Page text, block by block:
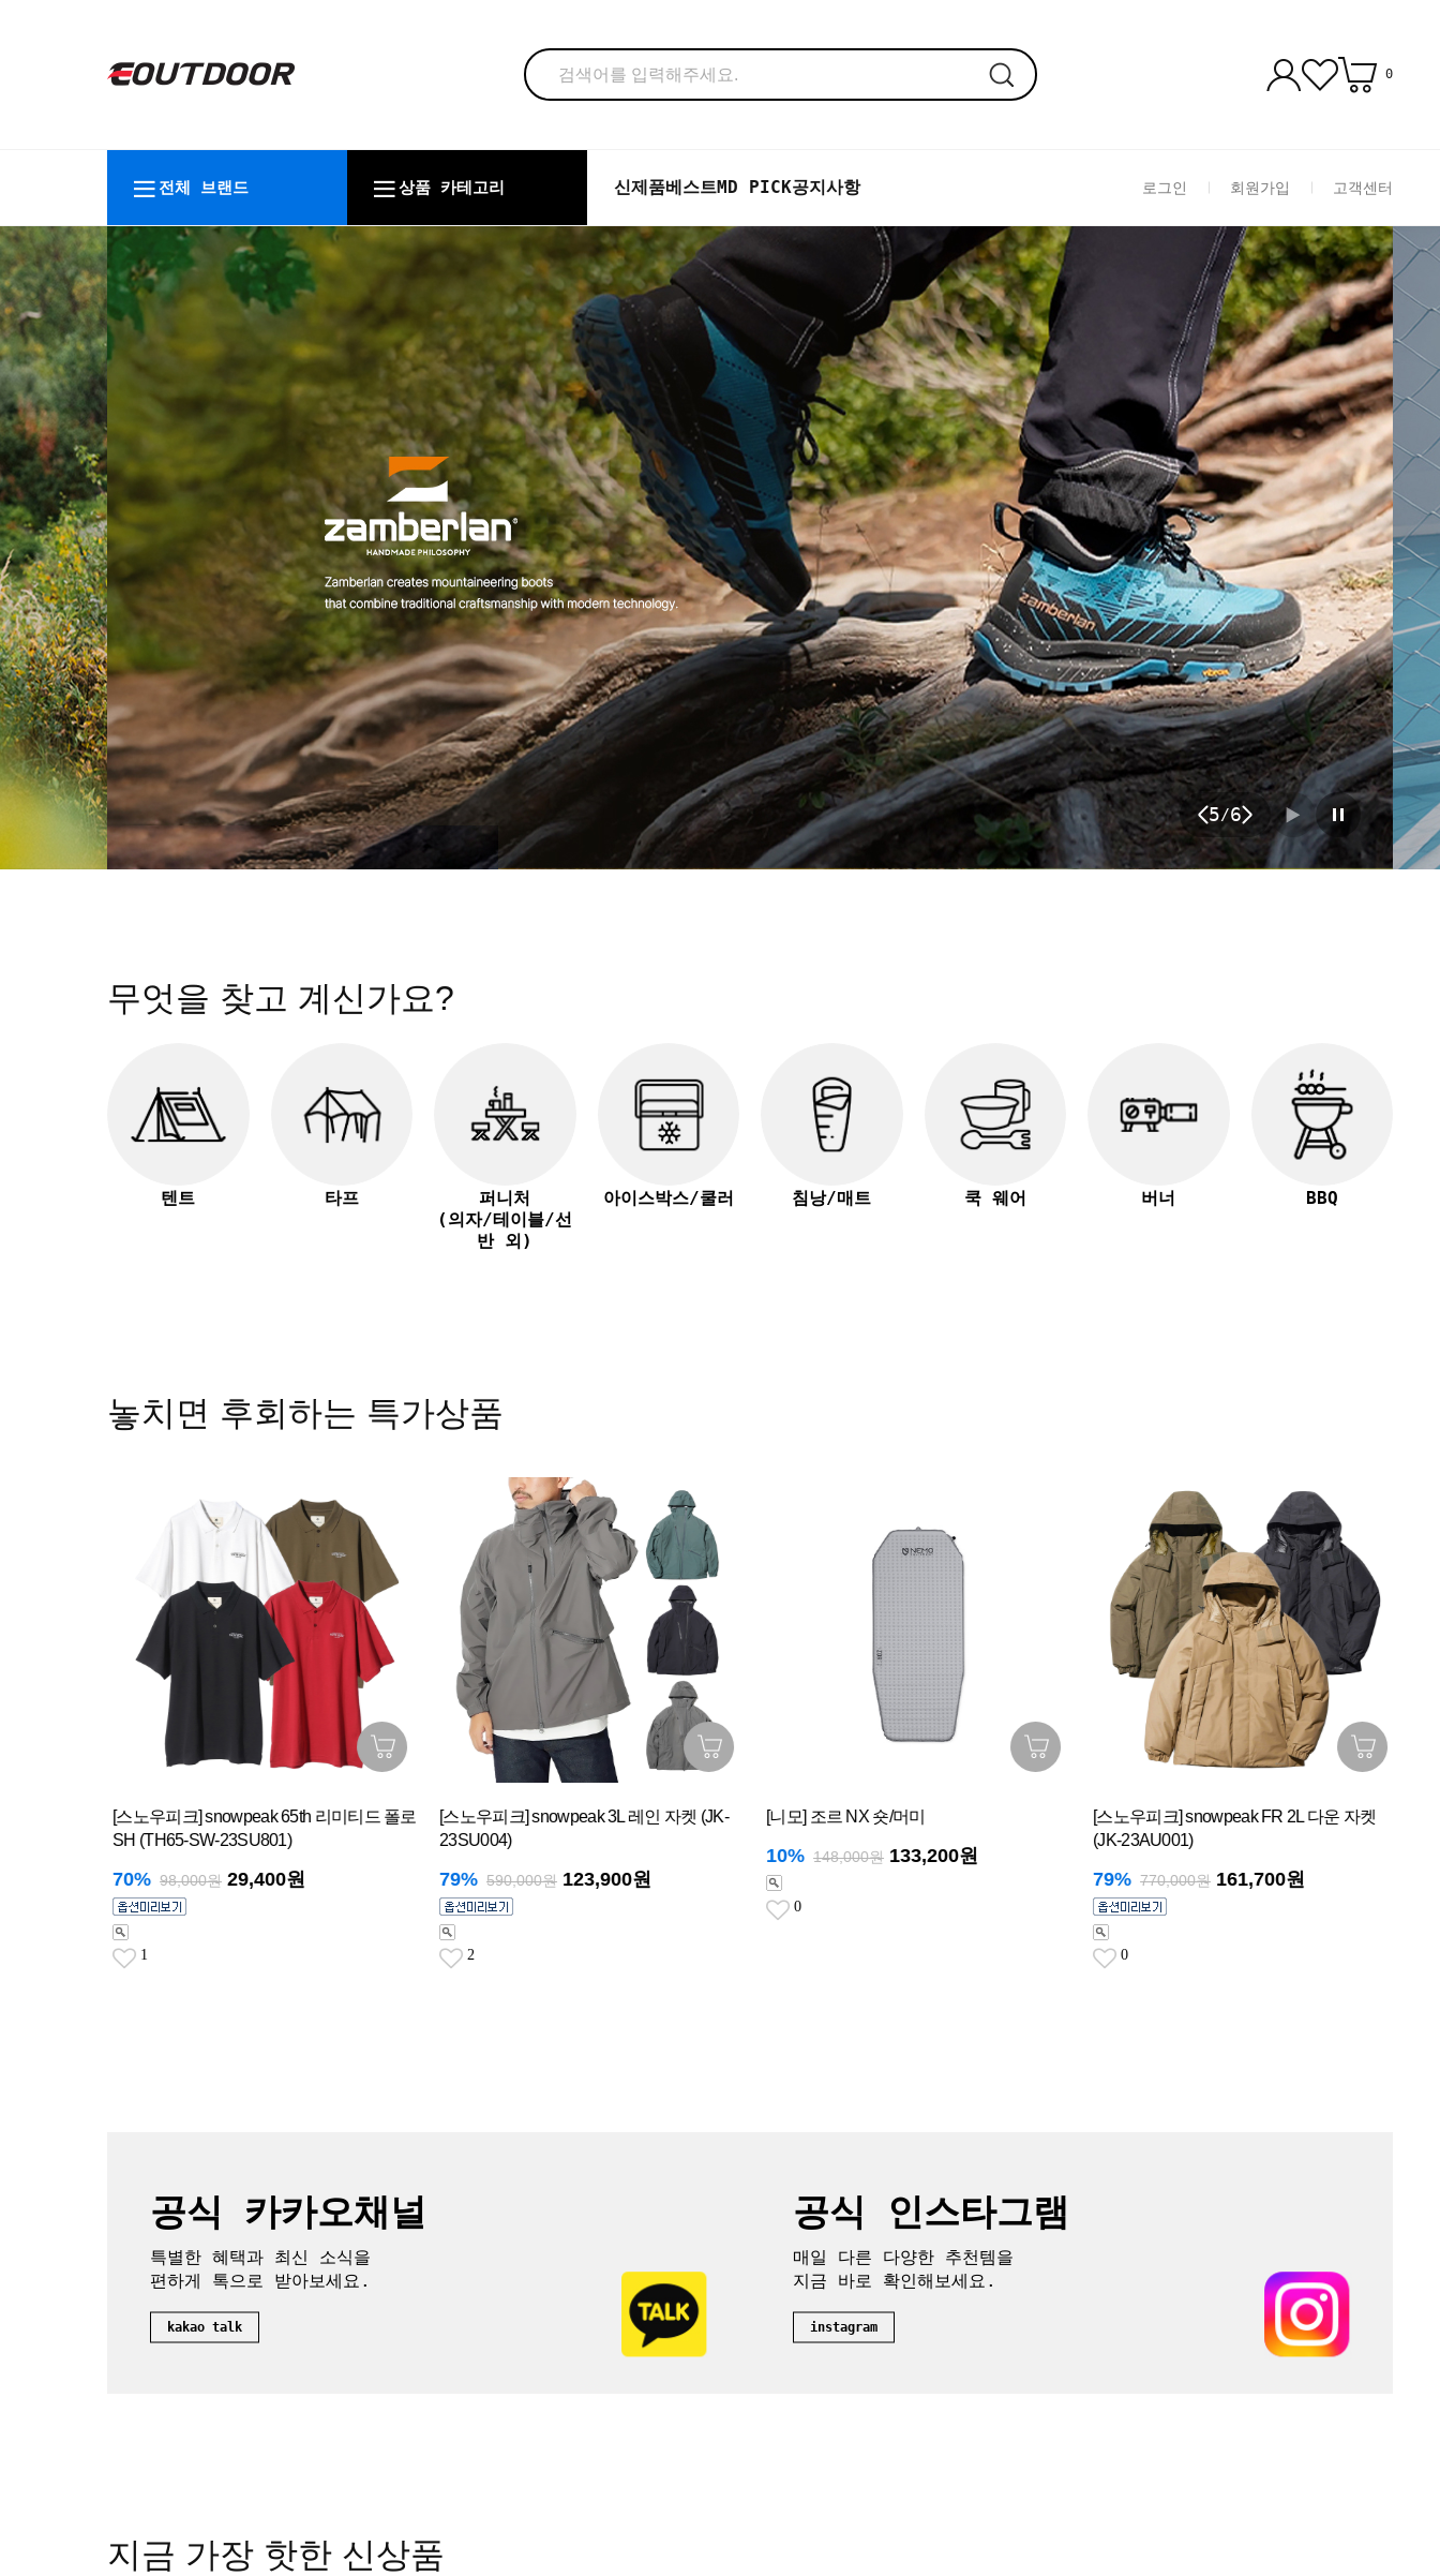
0
전체 브랜드 상품 카테고리 신제품베스트MD PICK공지사항 로그인 회원가입 고객센터
6/6
무엇을 찾고 계신가요?
텐트 타프
퍼니처
(의자/테이블/선
반 외)
아이스박스/쿨러 침낭/매트 쿡 웨어 버너 BBQ
놓치면 후회하는 특가상품
[스노우피크] snowpeak 65th 리미티드 폴로
SH (TH65-SW-23SU801)
70% 98,000원 29,400원
1
[스노우피크] snowpeak 3L 레인 자켓 (JK-
23SU004)
79% 590,000원 123,900원
2
[니모] 조르 NX 숏/머미
10% 148,000원 133,200원
0
[스노우피크] snowpeak FR 2L 다운 자켓
(JK-23AU001)
79% 770,000원 161,700원
0
공식 카카오채널
특별한 혜택과 최신 소식을
편하게 톡으로 받아보세요.
kakao talk
공식 인스타그램
매일 다른 다양한 추천템을
지금 바로 확인해보세요.
instagram
지금 가장 핫한 신상품